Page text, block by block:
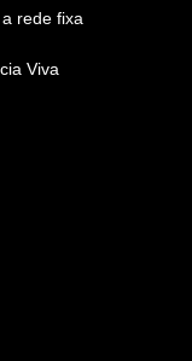
rede fixa
Viva